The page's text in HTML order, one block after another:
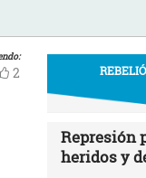
2
Represión
heridos y